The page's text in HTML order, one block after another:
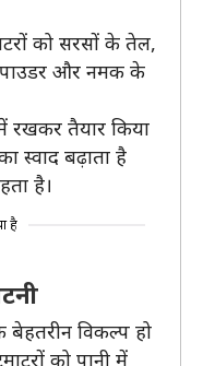
को सरसों के तेल,
पाउडर और नमक के
रखकर तैयार किया
स्वाद बढ़ाता है
है।
है
विकल्प हो
को पानी में